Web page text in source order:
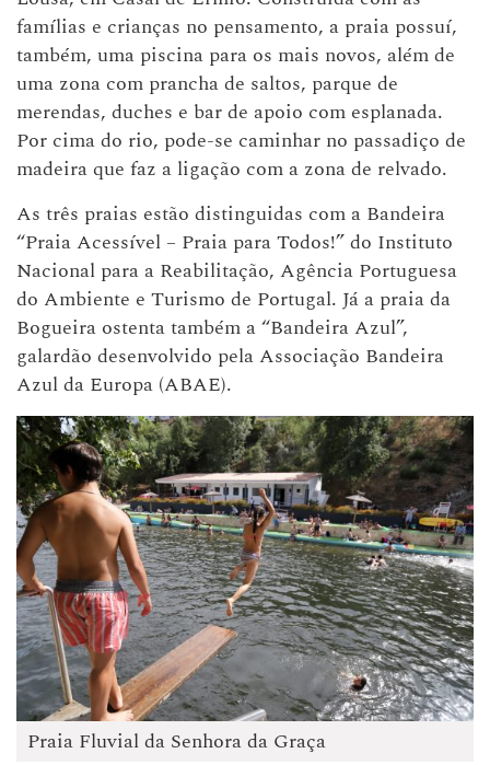
famílias e crianças no pensamento, a praia possuí,
também, uma piscina para os mais novos, além de
uma zona com prancha de saltos, parque de
merendas, duches e bar de apoio com esplanada.
Por cima do rio, pode-se caminhar no passadiço de
madeira que faz a ligação com a zona de relvado.
As três praias estão distinguidas com a Bandeira
“Praia Acessível – Praia para Todos!” do Instituto
Nacional para a Reabilitação, Agência Portuguesa
do Ambiente e Turismo de Portugal. Já a praia da
Bogueira ostenta também a “Bandeira Azul”,
galardão desenvolvido pela Associação Bandeira
Azul da Europa (ABAE).
Praia Fluvial da Senhora da Graça